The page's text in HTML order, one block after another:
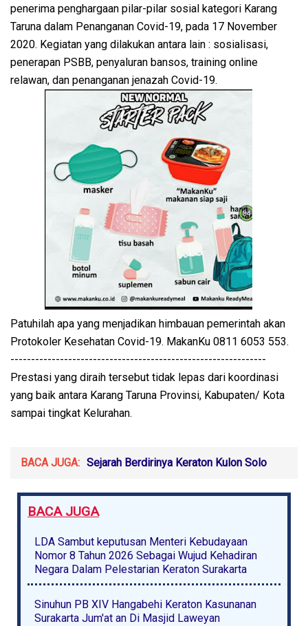
penerima penghargaan pilar-pilar sosial kategori Karang
Taruna dalam Penanganan Covid-19, pada 17 November
2020. Kegiatan yang dilakukan antara lain : sosialisasi,
penerapan PSBB, penyaluran bansos, training online
relawan, dan penanganan jenazah Covid-19.
Patuhilah apa yang menjadikan himbauan pemerintah akan
Protokoler Kesehatan Covid-19. MakanKu 0811 6053 553.
--------------------------------------------------------------
Prestasi yang diraih tersebut tidak lepas dari koordinasi
yang baik antara Karang Taruna Provinsi, Kabupaten/ Kota
sampai tingkat Kelurahan.
BACA JUGA: Sejarah Berdirinya Keraton Kulon Solo
BACA JUGA
LDA Sambut keputusan Menteri Kebudayaan
Nomor 8 Tahun 2026 Sebagai Wujud Kehadiran
Negara Dalam Pelestarian Keraton Surakarta
Sinuhun PB XIV Hangabehi Keraton Kasunanan
Surakarta Jum'at an Di Masjid Laweyan